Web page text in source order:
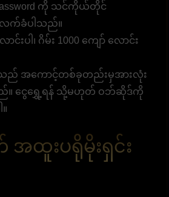
ကို သင်ကိုယ်တိုင်
က်ခံပါသည်။
င်းပါ၊ ဂိမ်း 1000 ကျော် လောင်း
ားသည် အကောင့်တစ်ခုတည်းမှအားလုံး
။ ငွေရွှေ့ရန် သို့မဟုတ် ဝဘ်ဆိုဒ်ကို
းပရိုမိုးရှင်း